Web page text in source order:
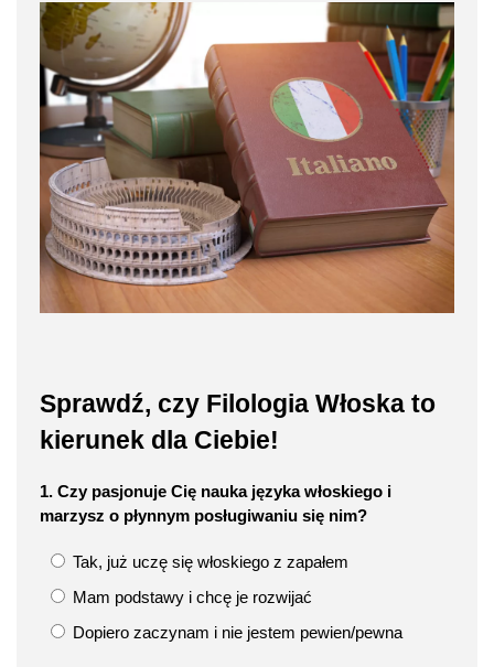
Sprawdź, czy Filologia Włoska to
kierunek dla Ciebie!
1. Czy pasjonuje Cię nauka języka włoskiego i
marzysz o płynnym posługiwaniu się nim?
Tak, już uczę się włoskiego z zapałem
Mam podstawy i chcę je rozwijać
Dopiero zaczynam i nie jestem pewien/pewna